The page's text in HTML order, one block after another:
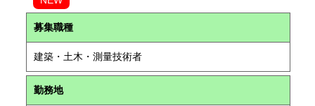
募集職種
建築・土木・測量技術者
勤務地